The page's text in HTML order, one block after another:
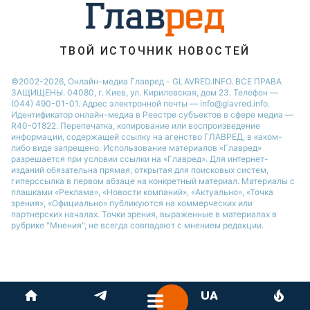
ТВОЙ ИСТОЧНИК НОВОСТЕЙ
©2002-2026, Онлайн-медиа Главред - GLAVRED.INFO. ВСЕ ПРАВА
ЗАЩИЩЕНЫ. 04080, г. Киев, ул. Кириловская, дом 23. Телефон —
(044) 490-01-01. Адрес электронной почты — info@glavred.info.
Идентификатор онлайн-медиа в Реестре cубъектов в сфере медиа —
R40-01822. Перепечатка, копирование или воспроизведение
информации, содержащей ссылку на агенство ГЛАВРЕД, в каком-
либо виде запрещено. Использование материалов «Главред»
разрешается при условии ссылки на «Главред». Для интернет-
изданий обязательна прямая, открытая для поисковых систем,
гиперссылка в первом абзаце на конкретный материал. Материалы с
плашками «Реклама», «Новости компаний», «Актуально», «Точка
зрения», «Официально» публикуются на коммерческих или
партнерских началах. Точки зрения, выраженные в материалах в
рубрике "Мнения", не всегда совпадают с мнением редакции.